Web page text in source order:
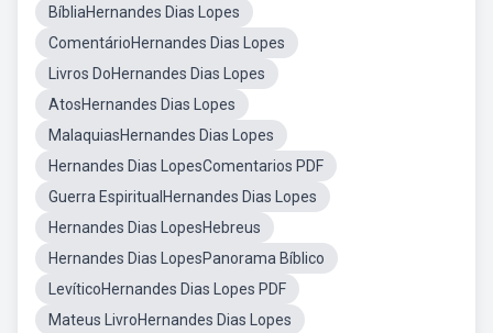
BíbliaHernandes Dias Lopes
ComentárioHernandes Dias Lopes
Livros DoHernandes Dias Lopes
AtosHernandes Dias Lopes
MalaquiasHernandes Dias Lopes
Hernandes Dias LopesComentarios PDF
Guerra EspiritualHernandes Dias Lopes
Hernandes Dias LopesHebreus
Hernandes Dias LopesPanorama Bíblico
LevíticoHernandes Dias Lopes PDF
Mateus LivroHernandes Dias Lopes